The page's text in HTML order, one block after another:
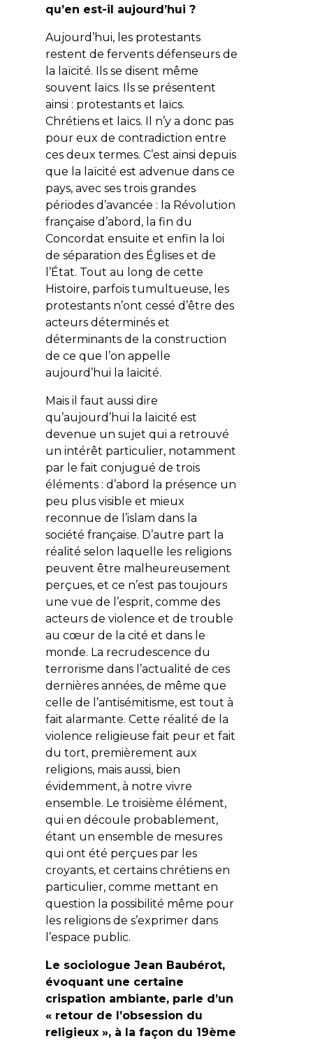
qu’en est-il aujourd’hui ?
Aujourd’hui, les protestants
restent de fervents défenseurs de
la laïcité. Ils se disent même
souvent laïcs. Ils se présentent
ainsi : protestants et laïcs.
Chrétiens et laïcs. Il n’y a donc pas
pour eux de contradiction entre
ces deux termes. C’est ainsi depuis
que la laïcité est advenue dans ce
pays, avec ses trois grandes
périodes d’avancée : la Révolution
française d’abord, la fin du
Concordat ensuite et enfin la loi
de séparation des Églises et de
l’État. Tout au long de cette
Histoire, parfois tumultueuse, les
protestants n’ont cessé d’être des
acteurs déterminés et
déterminants de la construction
de ce que l’on appelle
aujourd’hui la laïcité.
Mais il faut aussi dire
qu’aujourd’hui la laïcité est
devenue un sujet qui a retrouvé
un intérêt particulier, notamment
par le fait conjugué de trois
éléments : d’abord la présence un
peu plus visible et mieux
reconnue de l’islam dans la
société française. D’autre part la
réalité selon laquelle les religions
peuvent être malheureusement
perçues, et ce n’est pas toujours
une vue de l’esprit, comme des
acteurs de violence et de trouble
au cœur de la cité et dans le
monde. La recrudescence du
terrorisme dans l’actualité de ces
dernières années, de même que
celle de l’antisémitisme, est tout à
fait alarmante. Cette réalité de la
violence religieuse fait peur et fait
du tort, premièrement aux
religions, mais aussi, bien
évidemment, à notre vivre
ensemble. Le troisième élément,
qui en découle probablement,
étant un ensemble de mesures
qui ont été perçues par les
croyants, et certains chrétiens en
particulier, comme mettant en
question la possibilité même pour
les religions de s’exprimer dans
l’espace public.
Le sociologue Jean Baubérot,
évoquant une certaine
crispation ambiante, parle d’un
« retour de l’obsession du
religieux », à la façon du 19ème